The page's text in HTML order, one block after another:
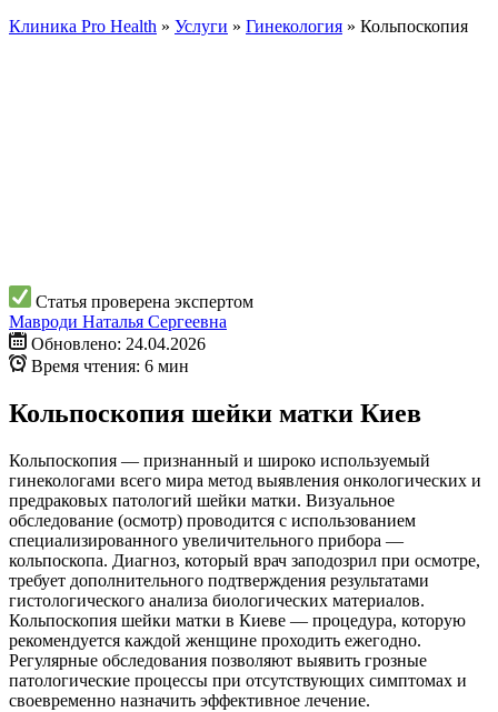
Клиника Pro Health » Услуги » Гинекология » Кольпоскопия
Статья проверена экспертом
Мавроди Наталья Сергеевна
Обновлено: 24.04.2026
Время чтения: 6 мин
Кольпоскопия шейки матки Киев
Кольпоскопия — признанный и широко используемый
гинекологами всего мира метод выявления онкологических и
предраковых патологий шейки матки. Визуальное
обследование (осмотр) проводится с использованием
специализированного увеличительного прибора —
кольпоскопа. Диагноз, который врач заподозрил при осмотре,
требует дополнительного подтверждения результатами
гистологического анализа биологических материалов.
Кольпоскопия шейки матки в Киеве — процедура, которую
рекомендуется каждой женщине проходить ежегодно.
Регулярные обследования позволяют выявить грозные
патологические процессы при отсутствующих симптомах и
своевременно назначить эффективное лечение.